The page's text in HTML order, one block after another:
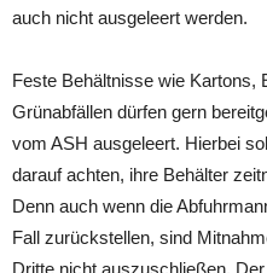
auch nicht ausgeleert werden.
Feste Behältnisse wie Kartons,
Grünabfällen dürfen gern
vom ASH ausgeleert. Hierbei
darauf achten, ihre Behälter
Denn auch wenn die
Fall zurückstellen, sind